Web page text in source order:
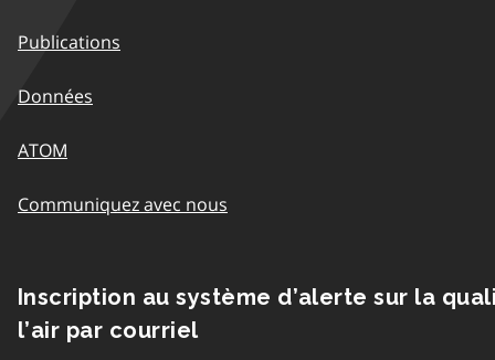
Publications
Données
ATOM
Communiquez avec nous
Inscription au système d’alerte sur la
l’air par courriel